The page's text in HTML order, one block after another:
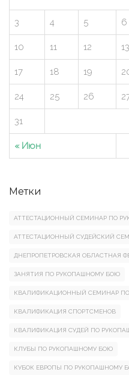
« Июн
3 4 5 6
10 11 12 13
17 18 19
24 25 26
31
Метки
АТТЕСТАЦИОННЫЙ СЕМИНАР ПО
АТТЕСТАЦИОННЫЙ СУДЕЙСКИЙ
ДНЕПРОПЕТРОВСКАЯ ОБЛАСТНАЯ
ЗАНЯТИЯ ПО РУКОПАШНОМУ БОЮ
КВАЛИФИКАЦИОННЫЙ СЕМИНАР
КВАЛИФИКАЦИЯ СПОРТСМЕНОВ
КВАЛИФИКАЦИЯ СУДЕЙ ПО
КЛУБЫ ПО РУКОПАШНОМУ БОЮ
КУБОК ЕВРОПЫ ПО РУКОПАШНОМУ